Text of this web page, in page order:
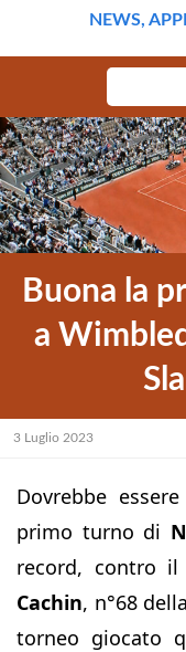
NEWS,
per:
Buona la
a
3 Luglio 2023
Dovrebbe
primo turno di
record, contro il
Cachin, n°68
torneo giocato